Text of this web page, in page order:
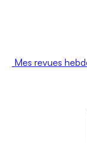
Mes revues